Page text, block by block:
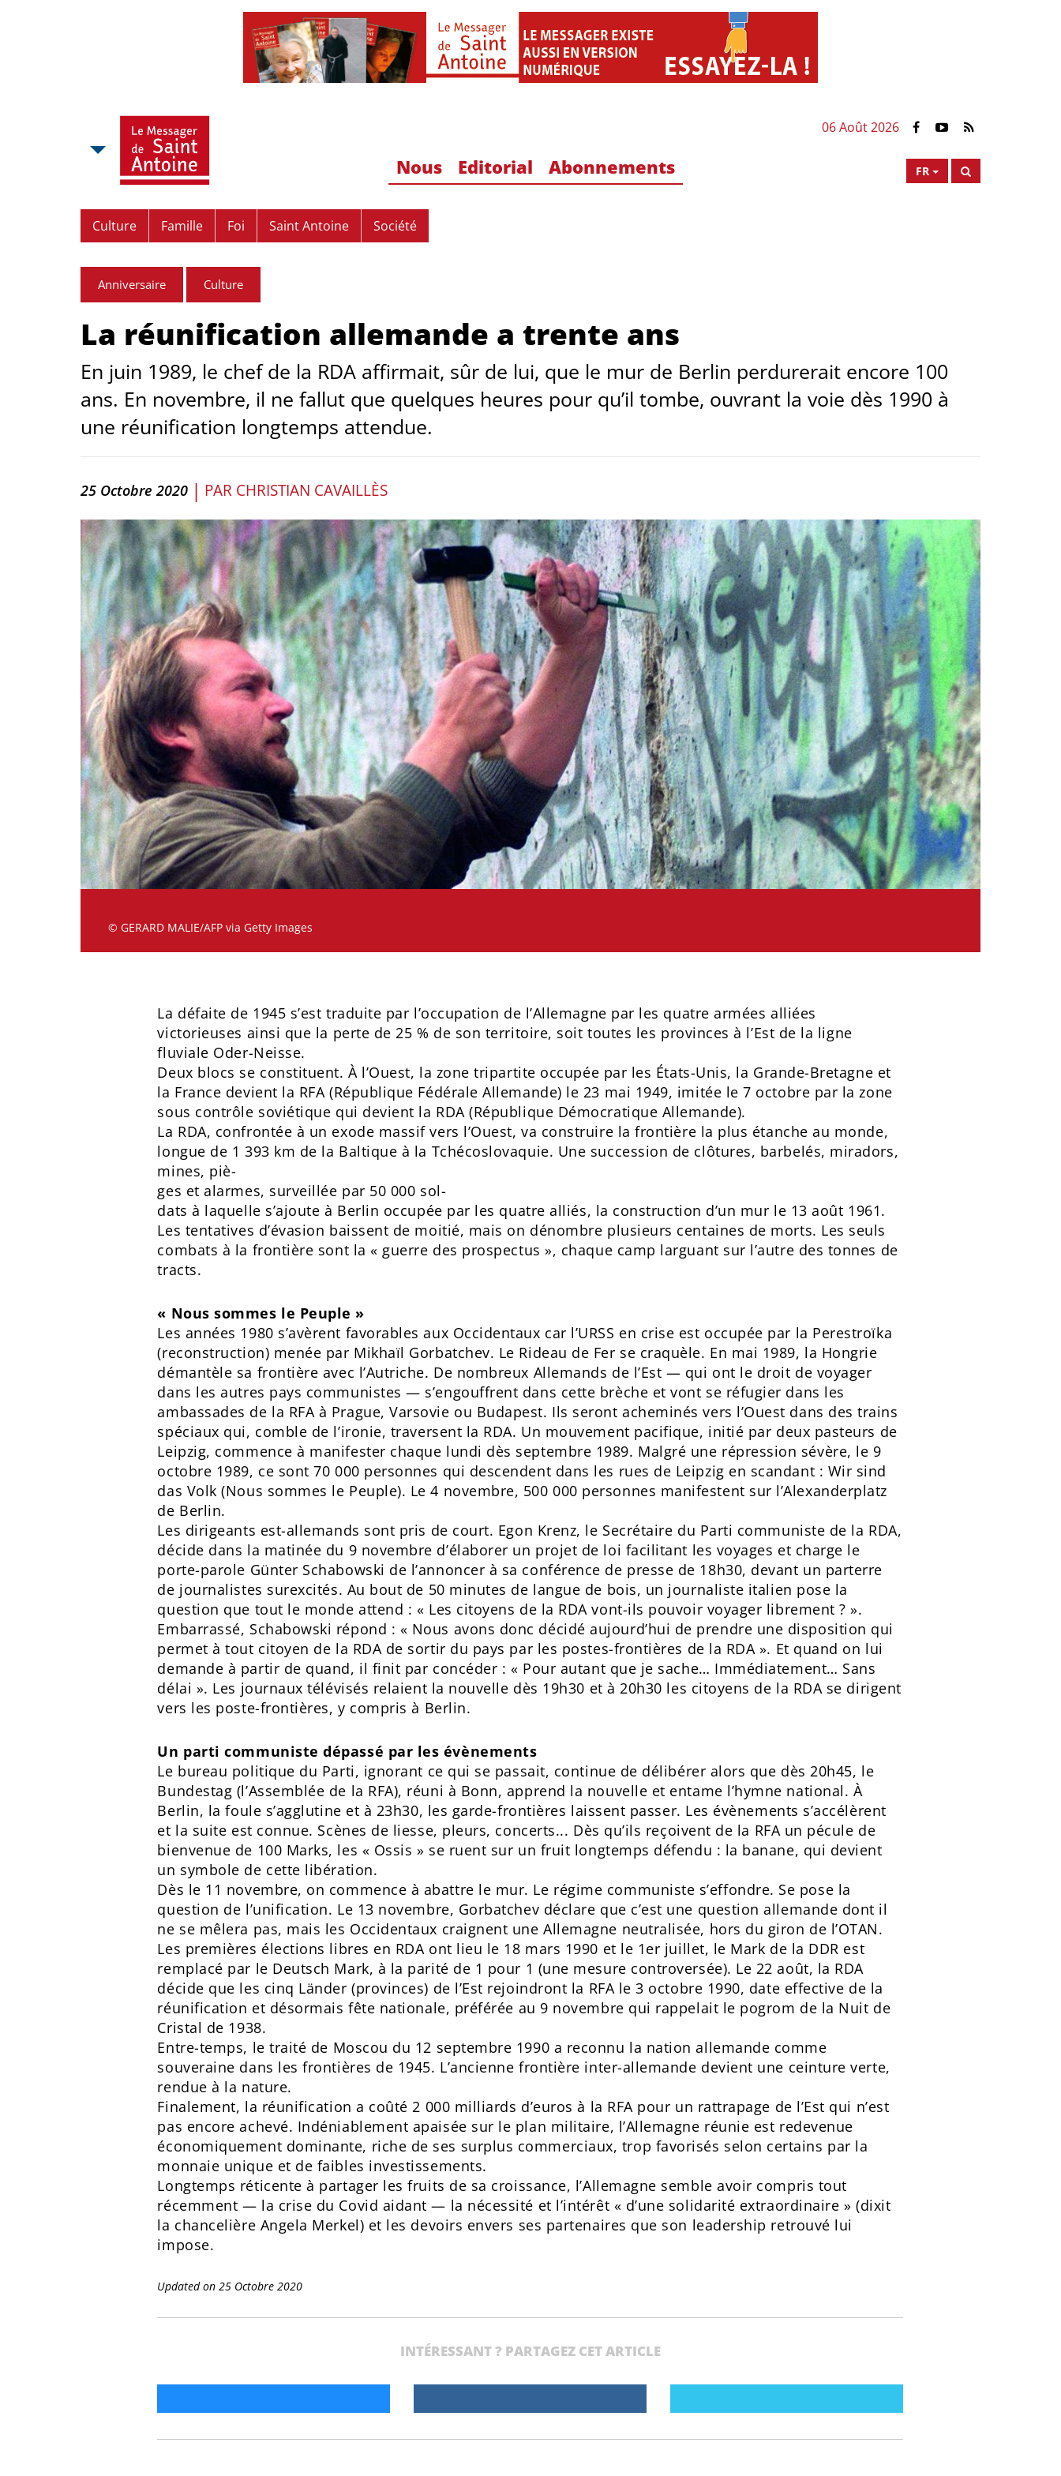
06 Août 2026
FR
Nous Editorial Abonnements
Culture Famille Foi Saint Antoine Société
Anniversaire Culture
La réunification allemande a trente ans
En juin 1989, le chef de la RDA affirmait, sûr de lui, que le mur de Berlin perdurerait encore 100
ans. En novembre, il ne fallut que quelques heures pour qu’il tombe, ouvrant la voie dès 1990 à
une réunification longtemps attendue.
25 Octobre 2020 | PAR CHRISTIAN CAVAILLÈS
© GERARD MALIE/AFP via Getty Images
La défaite de 1945 s’est traduite par l’occupation de l’Allemagne par les quatre armées alliées
victorieuses ainsi que la perte de 25 % de son territoire, soit toutes les provinces à l’Est de la ligne
fluviale Oder-Neisse.
Deux blocs se constituent. À l’Ouest, la zone tripartite occupée par les États-Unis, la Grande-Bretagne et
la France devient la RFA (République Fédérale Allemande) le 23 mai 1949, imitée le 7 octobre par la zone
sous contrôle soviétique qui devient la RDA (République Démocratique Allemande).
La RDA, confrontée à un exode massif vers l’Ouest, va construire la frontière la plus étanche au monde,
longue de 1 393 km de la Baltique à la Tchécoslovaquie. Une succession de clôtures, barbelés, miradors,
mines, piè-
ges et alarmes, surveillée par 50 000 sol-
dats à laquelle s’ajoute à Berlin occupée par les quatre alliés, la construction d’un mur le 13 août 1961.
Les tentatives d’évasion baissent de moitié, mais on dénombre plusieurs centaines de morts. Les seuls
combats à la frontière sont la « guerre des prospectus », chaque camp larguant sur l’autre des tonnes de
tracts.
« Nous sommes le Peuple »
Les années 1980 s’avèrent favorables aux Occidentaux car l’URSS en crise est occupée par la Perestroïka
(reconstruction) menée par Mikhaïl Gorbatchev. Le Rideau de Fer se craquèle. En mai 1989, la Hongrie
démantèle sa frontière avec l’Autriche. De nombreux Allemands de l’Est — qui ont le droit de voyager
dans les autres pays communistes — s’engouffrent dans cette brèche et vont se réfugier dans les
ambassades de la RFA à Prague, Varsovie ou Budapest. Ils seront acheminés vers l’Ouest dans des trains
spéciaux qui, comble de l’ironie, traversent la RDA. Un mouvement pacifique, initié par deux pasteurs de
Leipzig, commence à manifester chaque lundi dès septembre 1989. Malgré une répression sévère, le 9
octobre 1989, ce sont 70 000 personnes qui descendent dans les rues de Leipzig en scandant : Wir sind
das Volk (Nous sommes le Peuple). Le 4 novembre, 500 000 personnes manifestent sur l’Alexanderplatz
de Berlin.
Les dirigeants est-allemands sont pris de court. Egon Krenz, le Secrétaire du Parti communiste de la RDA,
décide dans la matinée du 9 novembre d’élaborer un projet de loi facilitant les voyages et charge le
porte-parole Günter Schabowski de l’annoncer à sa conférence de presse de 18h30, devant un parterre
de journalistes surexcités. Au bout de 50 minutes de langue de bois, un journaliste italien pose la
question que tout le monde attend : « Les citoyens de la RDA vont-ils pouvoir voyager librement ? ».
Embarrassé, Schabowski répond : « Nous avons donc décidé aujourd’hui de prendre une disposition qui
permet à tout citoyen de la RDA de sortir du pays par les postes-frontières de la RDA ». Et quand on lui
demande à partir de quand, il finit par concéder : « Pour autant que je sache… Immédiatement… Sans
délai ». Les journaux télévisés relaient la nouvelle dès 19h30 et à 20h30 les citoyens de la RDA se dirigent
vers les poste-frontières, y compris à Berlin.
Un parti communiste dépassé par les évènements
Le bureau politique du Parti, ignorant ce qui se passait, continue de délibérer alors que dès 20h45, le
Bundestag (l’Assemblée de la RFA), réuni à Bonn, apprend la nouvelle et entame l’hymne national. À
Berlin, la foule s’agglutine et à 23h30, les garde-frontières laissent passer. Les évènements s’accélèrent
et la suite est connue. Scènes de liesse, pleurs, concerts... Dès qu’ils reçoivent de la RFA un pécule de
bienvenue de 100 Marks, les « Ossis » se ruent sur un fruit longtemps défendu : la banane, qui devient
un symbole de cette libération.
Dès le 11 novembre, on commence à abattre le mur. Le régime communiste s’effondre. Se pose la
question de l’unification. Le 13 novembre, Gorbatchev déclare que c’est une question allemande dont il
ne se mêlera pas, mais les Occidentaux craignent une Allemagne neutralisée, hors du giron de l’OTAN.
Les premières élections libres en RDA ont lieu le 18 mars 1990 et le 1er juillet, le Mark de la DDR est
remplacé par le Deutsch Mark, à la parité de 1 pour 1 (une mesure controversée). Le 22 août, la RDA
décide que les cinq Länder (provinces) de l’Est rejoindront la RFA le 3 octobre 1990, date effective de la
réunification et désormais fête nationale, préférée au 9 novembre qui rappelait le pogrom de la Nuit de
Cristal de 1938.
Entre-temps, le traité de Moscou du 12 septembre 1990 a reconnu la nation allemande comme
souveraine dans les frontières de 1945. L’ancienne frontière inter-allemande devient une ceinture verte,
rendue à la nature.
Finalement, la réunification a coûté 2 000 milliards d’euros à la RFA pour un rattrapage de l’Est qui n’est
pas encore achevé. Indéniablement apaisée sur le plan militaire, l’Allemagne réunie est redevenue
économiquement dominante, riche de ses surplus commerciaux, trop favorisés selon certains par la
monnaie unique et de faibles investissements.
Longtemps réticente à partager les fruits de sa croissance, l’Allemagne semble avoir compris tout
récemment — la crise du Covid aidant — la nécessité et l’intérêt « d’une solidarité extraordinaire » (dixit
la chancelière Angela Merkel) et les devoirs envers ses partenaires que son leadership retrouvé lui
impose.
Updated on 25 Octobre 2020
INTÉRESSANT ? PARTAGEZ CET ARTICLE